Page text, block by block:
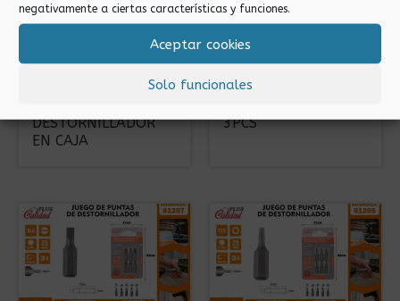
negativamente a ciertas características y funciones.
Aceptar cookies
Solo funcionales
Puntas destornilladores
DESTORNILLADOR
EN CAJA
Puntas destornilladores
PZ1 JGO DE PUNTAS
3PCS